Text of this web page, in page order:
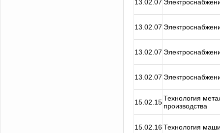
13.02.07
13.02.07
13.02.07
13.02.07
15.02.15Технология
производства
15.02.16Технология